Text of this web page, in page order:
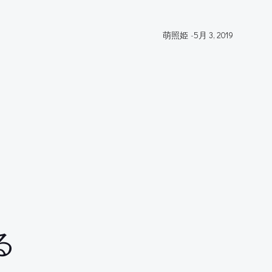
萌照姫 -5月 3, 2019